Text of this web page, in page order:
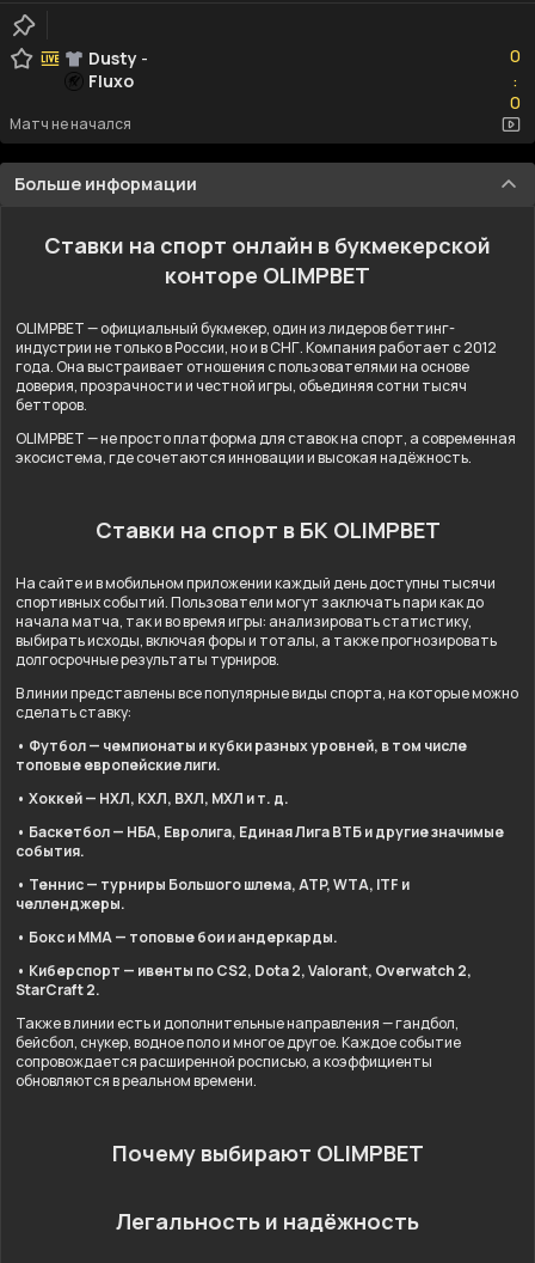
Dusty -
Fluxo
0
:0
0
Матч не начался
Больше информации
Ставки на спорт онлайн в букмекерской
конторе OLIMPBET
OLIMPBET — официальный букмекер, один из лидеров беттинг-
индустрии не только в России, но и в СНГ. Компания работает с 2012
года. Она выстраивает отношения с пользователями на основе
доверия, прозрачности и честной игры, объединяя сотни тысяч
бетторов.
OLIMPBET — не просто платформа для ставок на спорт, а современная
экосистема, где сочетаются инновации и высокая надёжность.
Ставки на спорт в БК OLIMPBET
На сайте и в мобильном приложении каждый день доступны тысячи
спортивных событий. Пользователи могут заключать пари как до
начала матча, так и во время игры: анализировать статистику,
выбирать исходы, включая форы и тоталы, а также прогнозировать
долгосрочные результаты турниров.
В линии представлены все популярные виды спорта, на которые можно
сделать ставку:
• Футбол — чемпионаты и кубки разных уровней, в том числе
топовые европейские лиги.
• Хоккей — НХЛ, КХЛ, ВХЛ, МХЛ и т. д.
• Баскетбол — НБА, Евролига, Единая Лига ВТБ и другие значимые
события.
• Теннис — турниры Большого шлема, ATP, WTA, ITF и
челленджеры.
• Бокс и ММА — топовые бои и андеркарды.
• Киберспорт — ивенты по CS2, Dota 2, Valorant, Overwatch 2,
StarCraft 2.
Также в линии есть и дополнительные направления — гандбол,
бейсбол, снукер, водное поло и многое другое. Каждое событие
сопровождается расширенной росписью, а коэффициенты
обновляются в реальном времени.
Почему выбирают OLIMPBET
Легальность и надёжность